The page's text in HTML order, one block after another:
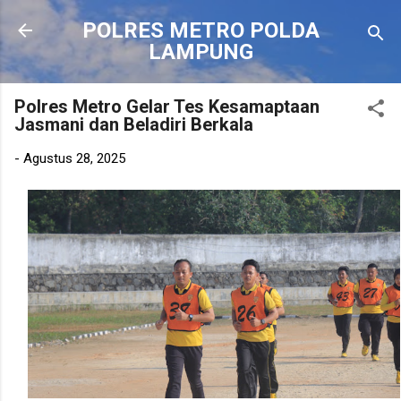
Langsung ke konten utama
POLRES METRO POLDA
LAMPUNG
Polres Metro Gelar Tes Kesamaptaan
Jasmani dan Beladiri Berkala
- Agustus 28, 2025